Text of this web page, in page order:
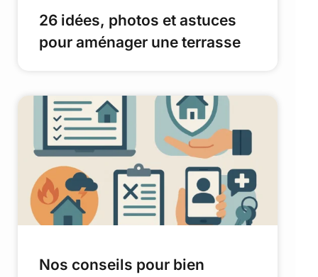
26 idées, photos et astuces
pour aménager une terrasse
Nos conseils pour bien